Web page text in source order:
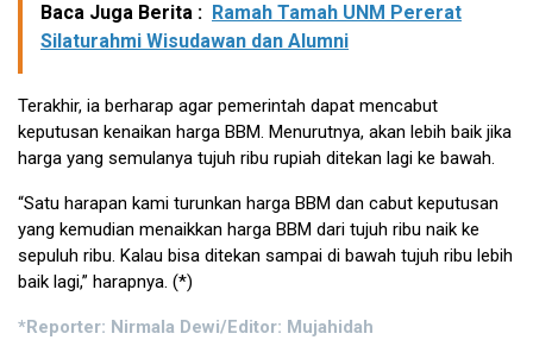
Baca Juga Berita : Ramah Tamah UNM Pererat
Silaturahmi Wisudawan dan Alumni
Terakhir, ia berharap agar pemerintah dapat mencabut
keputusan kenaikan harga BBM. Menurutnya, akan lebih baik jika
harga yang semulanya tujuh ribu rupiah ditekan lagi ke bawah.
“Satu harapan kami turunkan harga BBM dan cabut keputusan
yang kemudian menaikkan harga BBM dari tujuh ribu naik ke
sepuluh ribu. Kalau bisa ditekan sampai di bawah tujuh ribu lebih
baik lagi,” harapnya. (*)
*Reporter: Nirmala Dewi/Editor: Mujahidah